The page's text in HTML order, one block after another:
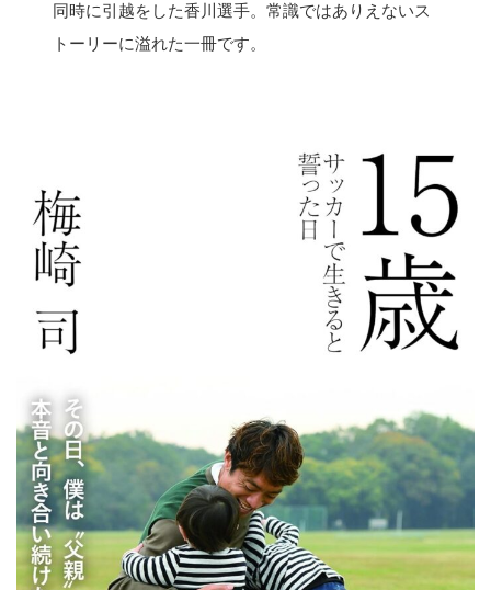
同時に引越をした香川選手。常識ではありえないス
トーリーに溢れた一冊です。